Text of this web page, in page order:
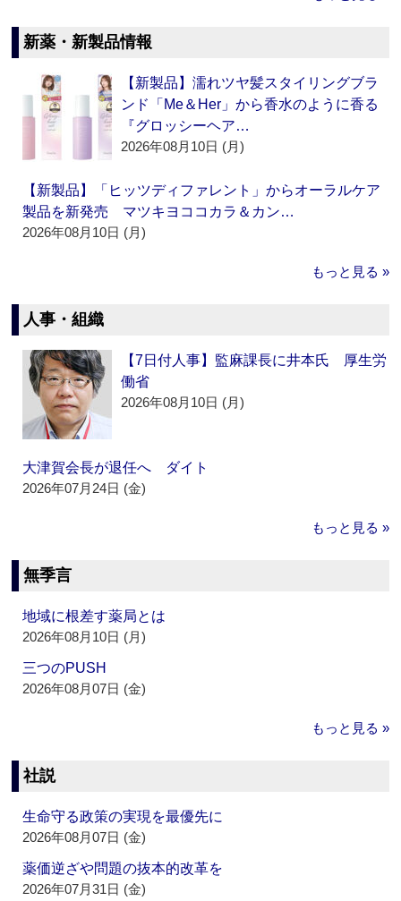
新薬・新製品情報
【新製品】濡れツヤ髪スタイリングブラ
ンド「Me＆Her」から香水のように香る
『グロッシーヘア…
2026年08月10日 (月)
【新製品】「ヒッツディファレント」からオーラルケア
製品を新発売 マツキヨココカラ＆カン…
2026年08月10日 (月)
もっと見る »
人事・組織
【7日付人事】監麻課長に井本氏 厚生労
働省
2026年08月10日 (月)
大津賀会長が退任へ ダイト
2026年07月24日 (金)
もっと見る »
無季言
地域に根差す薬局とは
2026年08月10日 (月)
三つのPUSH
2026年08月07日 (金)
もっと見る »
社説
生命守る政策の実現を最優先に
2026年08月07日 (金)
薬価逆ざや問題の抜本的改革を
2026年07月31日 (金)